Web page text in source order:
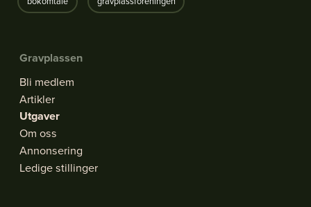
Gravplassen
Bli medlem
Artikler
Utgaver
Om oss
Annonsering
Ledige stillinger